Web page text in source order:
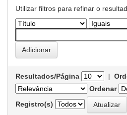
Utilizar filtros para refinar o
Resultados/Página |
Ordenar
Registro(s)